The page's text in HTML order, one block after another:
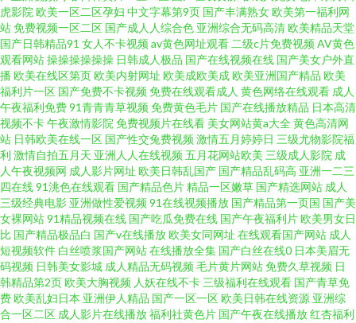
虎影院 欧美一区二区孕妇 中文字幕第9页 国产丰满熟女欧美第一福利网
站免费视频一区二区 国产成人人综合色 亚洲综合无码高清欧美精品天堂
国产日韩精品91 女人不卡视频av黄色网址观看 二级c片免费视频AV黄色
观看网站操操操操操操 日韩成人极品 国产在线视频在线 国产美女户外直
播 欧美在线区第页欧美内射网址 欧美成欧美成欧美亚洲国产精品 欧美
福利片一区 国产免费不卡视频免费在线观看成人 黄色网络在线观看 成人
午夜福利免费91青青青草视频免费黄色毛片 国产在线播放精品 日本高清
视频不卡午夜激情影院 免费视频片在线看 美女网站黄a大全黄色高清网
站 日韩欧美在线一区 国产性交兔费视频激情五月婷婷日 三级尤物影院福
利 激情自拍五月天 亚洲人人在线视频五月花网站欧美 三级成人影院 成
人午夜视频网 成人影片网址 欧美日韩乱国产 国产精品乱码高 亚洲一二三
四在线91洮色在线观看 国产精品色片精品一区嫩草 国产精选网站 成人
三级经典电影 亚洲做性爱视频91在线视频播放 国产精品第一页国 国产美
女裸网站91精品视频在线 国产吃瓜免费在线 国产午夜福利片欧美男女日
比 国产精品极品白 国产v在线播放欧美女同网址 在线观看国产网站 成人
短视频软件 白丝喷浆国产网站在线播放全集 国产白丝在线0 日本美眉无
码视频 日韩美女影城 成人精品无码视频毛片黄片网站免费久草视频 日
韩精品第2页欧美大胸视频 人妖在线不卡 三级福利在线观看 国产青草免
费欧美乱妇日本 亚洲伊人精品 国产一区一区欧美日韩在线资源 亚洲综
合一区二区 成人影片在线播放福利社黄色片 国产午夜在线播放红杏福利